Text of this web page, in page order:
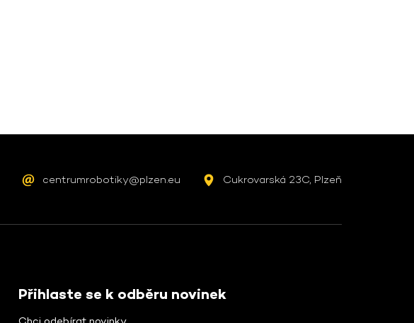
centrumrobotiky@plzen.eu Cukrovarská 23C, Plzeň
Přihlaste se k odběru novinek